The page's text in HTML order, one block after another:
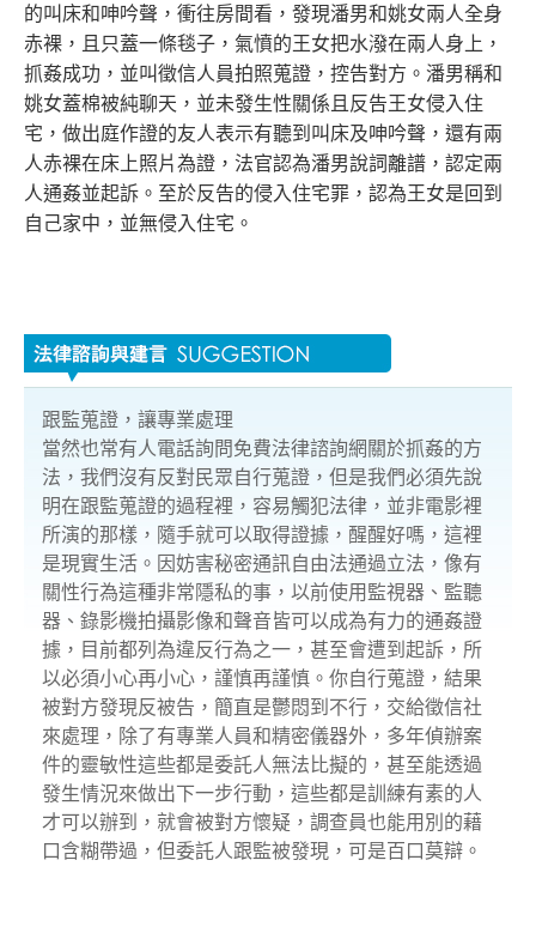
的叫床和呻吟聲，衝往房間看，發現潘男和姚女兩人全身
赤裸，且只蓋一條毯子，氣憤的王女把水潑在兩人身上，
抓姦成功，並叫徵信人員拍照蒐證，控告對方。潘男稱和
姚女蓋棉被純聊天，並未發生性關係且反告王女侵入住
宅，做出庭作證的友人表示有聽到叫床及呻吟聲，還有兩
人赤裸在床上照片為證，法官認為潘男說詞離譜，認定兩
人通姦並起訴。至於反告的侵入住宅罪，認為王女是回到
自己家中，並無侵入住宅。
跟監蒐證，讓專業處理
當然也常有人電話詢問免費法律諮詢網關於抓姦的方
法，我們沒有反對民眾自行蒐證，但是我們必須先說
明在跟監蒐證的過程裡，容易觸犯法律，並非電影裡
所演的那樣，隨手就可以取得證據，醒醒好嗎，這裡
是現實生活。因妨害秘密通訊自由法通過立法，像有
關性行為這種非常隱私的事，以前使用監視器、監聽
器、錄影機拍攝影像和聲音皆可以成為有力的通姦證
據，目前都列為違反行為之一，甚至會遭到起訴，所
以必須小心再小心，謹慎再謹慎。你自行蒐證，結果
被對方發現反被告，簡直是鬱悶到不行，交給徵信社
來處理，除了有專業人員和精密儀器外，多年偵辦案
件的靈敏性這些都是委託人無法比擬的，甚至能透過
發生情況來做出下一步行動，這些都是訓練有素的人
才可以辦到，就會被對方懷疑，調查員也能用別的藉
口含糊帶過，但委託人跟監被發現，可是百口莫辯。